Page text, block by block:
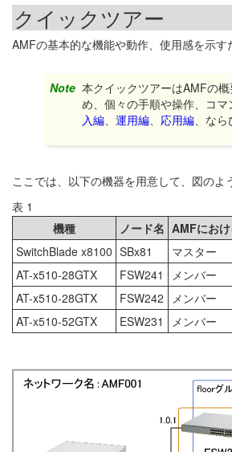
クイックツアー
AMFの基本的な機能や動作、使用感を示
Note 本クイックツアーはAMFの
め、個々の手順や操作、コ
入編、運用編、 応用編、なら
ここでは、以下の機器を用意して、図の
表 1
機種
ノード名 AMFにお
SwitchBlade x8100 SBx81 マスター
AT-x510-28GTX
FSW241 メンバー
AT-x510-28GTX
FSW242 メンバー
AT-x510-52GTX
ESW231 メンバー